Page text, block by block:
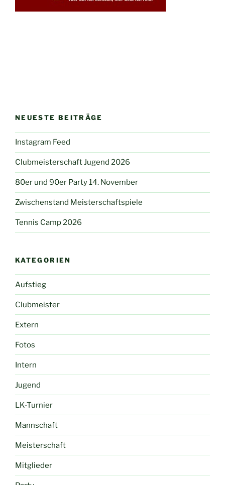
NEUESTE BEITRÄGE
Instagram Feed
Clubmeisterschaft Jugend 2026
80er und 90er Party 14. November
Zwischenstand Meisterschaftspiele
Tennis Camp 2026
KATEGORIEN
Aufstieg
Clubmeister
Extern
Fotos
Intern
Jugend
LK-Turnier
Mannschaft
Meisterschaft
Mitglieder